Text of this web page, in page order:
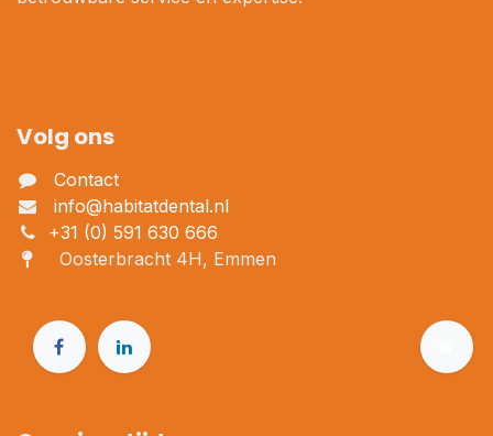
Volg ons
Contact
info@habitatdental.nl
+31 (0) 591 630 666
Oosterbracht 4H, Emmen